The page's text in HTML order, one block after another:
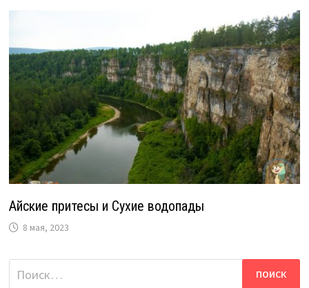
Айские притесы и Сухие водопады
8 мая, 2023
Найти: